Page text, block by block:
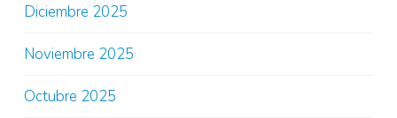
Diciembre 2025
Noviembre 2025
Octubre 2025